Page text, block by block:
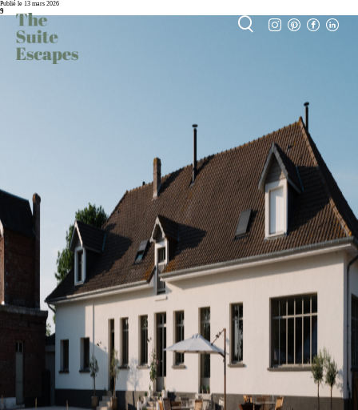
Publié le 13 mars 2026
9